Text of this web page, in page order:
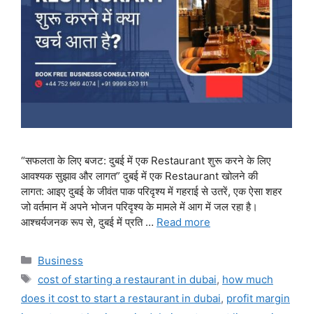
“सफलता के लिए बजट: दुबई में एक Restaurant शुरू करने के लिए
आवश्यक सुझाव और लागत” दुबई में एक Restaurant खोलने की
लागत: आइए दुबई के जीवंत पाक परिदृश्य में गहराई से उतरें, एक ऐसा शहर
जो वर्तमान में अपने भोजन परिदृश्य के मामले में आग में जल रहा है।
आश्चर्यजनक रूप से, दुबई में प्रति … Read more
Categories
Business
Tags
cost of starting a restaurant in dubai, how much
does it cost to start a restaurant in dubai, profit margin